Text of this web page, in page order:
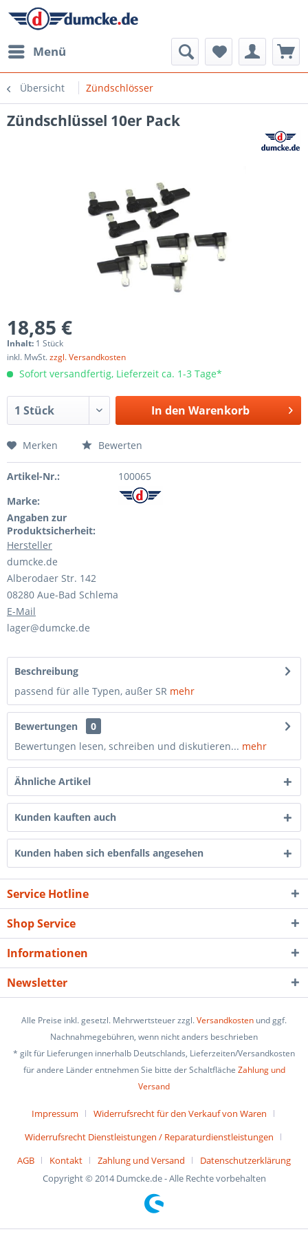
Menü
Übersicht Zündschlösser
Zündschlüssel 10er Pack
18,85 €
Inhalt: 1 Stück
inkl. MwSt.zzgl. Versandkosten
Sofort versandfertig, Lieferzeit ca. 1-3 Tage*
In den Warenkorb
Merken Bewerten
Artikel-Nr.:
100065
Marke:
Angaben zur
Produktsicherheit:
Hersteller
dumcke.de
Alberodaer Str. 142
08280 Aue-Bad Schlema
E-Mail
lager@dumcke.de
Beschreibung
passend für alle Typen, außer SR mehr
Bewertungen
0
Bewertungen lesen, schreiben und diskutieren... mehr
Ähnliche Artikel
Kunden kauften auch
Kunden haben sich ebenfalls angesehen
Service Hotline
Shop Service
Informationen
Newsletter
Alle Preise inkl. gesetzl. Mehrwertsteuer zzgl.Versandkosten und ggf.
Nachnahmegebühren, wenn nicht anders beschrieben
* gilt für Lieferungen innerhalb Deutschlands, Lieferzeiten/Versandkosten
für andere Länder entnehmen Sie bitte der Schaltfläche Zahlung und
Versand
Impressum
Widerrufsrecht für den Verkauf von Waren
Widerrufsrecht Dienstleistungen / Reparaturdienstleistungen
AGB
Kontakt Zahlung und Versand
Datenschutzerklärung
Copyright © 2014 Dumcke.de - Alle Rechte vorbehalten